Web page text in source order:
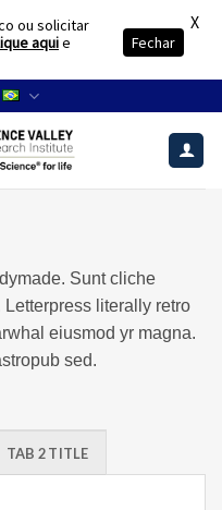
Sunt cliche
literally retro
eiusmod yr magna.
sed.
TAB 2 TITLE
ou solicitar
aquie
Fechar
X